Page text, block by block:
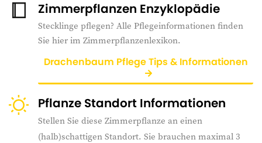
Zimmerpflanzen Enzyklopädie
Stecklinge pflegen? Alle Pflegeinformationen finden
Sie hier im Zimmerpflanzenlexikon.
Drachenbaum Pflege Tips & Informationen
Pflanze Standort Informationen
Stellen Sie diese Zimmerpflanze an einen
(halb)schattigen Standort. Sie brauchen maximal 3